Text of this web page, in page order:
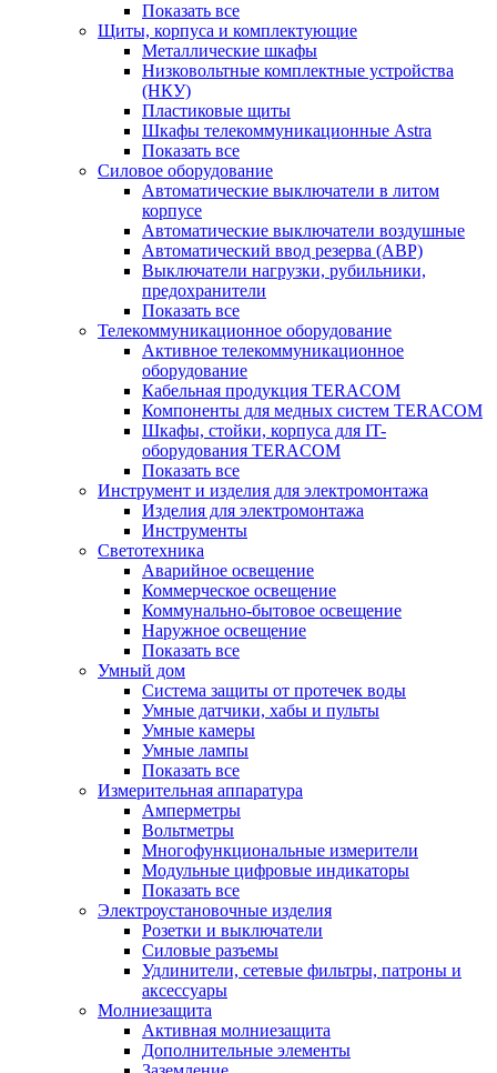
Показать все
Щиты, корпуса и комплектующие
Металлические шкафы
Низковольтные комплектные устройства
(НКУ)
Пластиковые щиты
Шкафы телекоммуникационные Astra
Показать все
Силовое оборудование
Автоматические выключатели в литом
корпусе
Автоматические выключатели воздушные
Автоматический ввод резерва (АВР)
Выключатели нагрузки, рубильники,
предохранители
Показать все
Телекоммуникационное оборудование
Активное телекоммуникационное
оборудование
Кабельная продукция TERACOM
Компоненты для медных систем TERACOM
Шкафы, стойки, корпуса для IT-
оборудования TERACOM
Показать все
Инструмент и изделия для электромонтажа
Изделия для электромонтажа
Инструменты
Светотехника
Аварийное освещение
Коммерческое освещение
Коммунально-бытовое освещение
Наружное освещение
Показать все
Умный дом
Система защиты от протечек воды
Умные датчики, хабы и пульты
Умные камеры
Умные лампы
Показать все
Измерительная аппаратура
Амперметры
Вольтметры
Многофункциональные измерители
Модульные цифровые индикаторы
Показать все
Электроустановочные изделия
Розетки и выключатели
Силовые разъемы
Удлинители, сетевые фильтры, патроны и
аксессуары
Молниезащита
Активная молниезащита
Дополнительные элементы